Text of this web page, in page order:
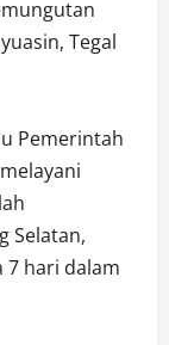
Tegal
Pemerintah
Selatan,
7 hari dalam